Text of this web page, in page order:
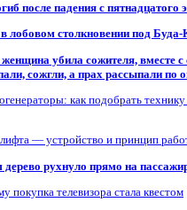
после падения с пятнадцатого
лобовом столкновении под
убила сожителя, вместе
сожгли, а прах рассыпали по
как подобрать технику
— устройство и принцип
рухнуло прямо на
покупка телевизора стала квестом